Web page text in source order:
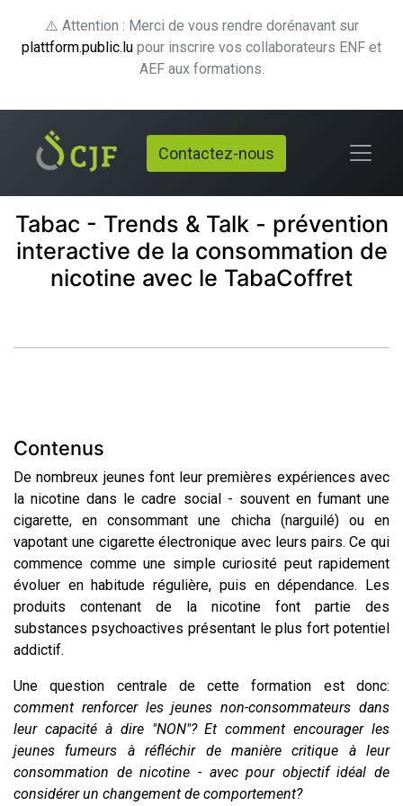
⚠️ Attention : Merci de vous rendre dorénavant sur
plattform.public.lu pour inscrire vos collaborateurs ENF et
AEF aux formations.
Contactez-nous
Tabac - Trends & Talk - prévention
interactive de la consommation de
nicotine avec le TabaCoffret
Contenus
De nombreux jeunes font leur premières expériences avec
la nicotine dans le cadre social - souvent en fumant une
cigarette, en consommant une chicha (narguilé) ou en
vapotant une cigarette électronique avec leurs pairs. Ce qui
commence comme une simple curiosité peut rapidement
évoluer en habitude régulière, puis en dépendance. Les
produits contenant de la nicotine font partie des
substances psychoactives présentant le plus fort potentiel
addictif.
Une question centrale de cette formation est donc:
comment renforcer les jeunes non-consommateurs dans
leur capacité à dire "NON"? Et comment encourager les
jeunes fumeurs à réfléchir de manière critique à leur
consommation de nicotine - avec pour objectif idéal de
considérer un changement de comportement?